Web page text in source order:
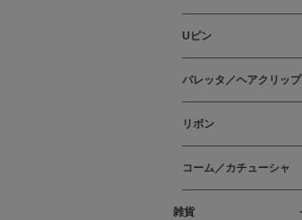
Uピン
バレッタ／ヘアクリップ
リボン
コーム／カチューシャ
雑貨